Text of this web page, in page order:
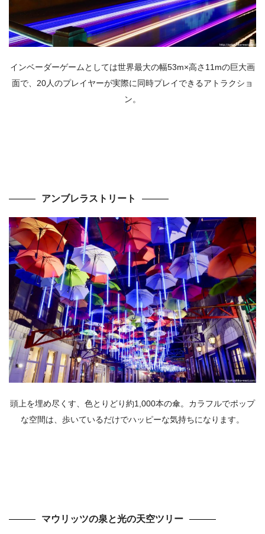
インベーダーゲームとしては世界最大の幅53m×高さ11mの巨大画
面で、20人のプレイヤーが実際に同時プレイできるアトラクショ
ン。
アンブレラストリート
頭上を埋め尽くす、色とりどり約1,000本の傘。カラフルでポップ
な空間は、歩いているだけでハッピーな気持ちになります。
マウリッツの泉と光の天空ツリー